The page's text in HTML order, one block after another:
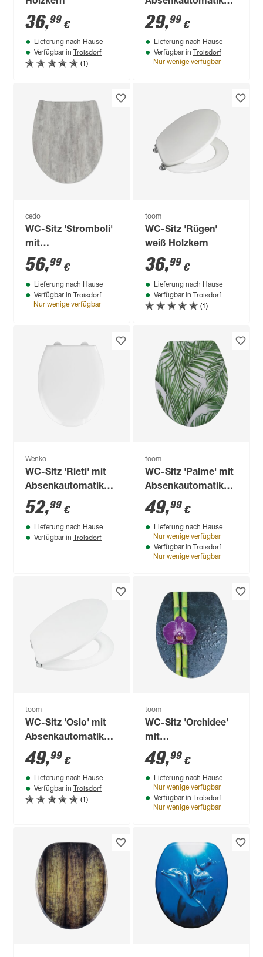
36,99 €
Lieferung nach Hause
Verfügbar in Troisdorf
(1)
weiß Formholz
29,99 €
Lieferung nach Hause
Verfügbar in Troisdorf
Nur wenige verfügbar
cedo
WC-Sitz 'Stromboli'
mit
Absenkautomatik
Duroplast
56,99 €
Lieferung nach Hause
Verfügbar in Troisdorf
Nur wenige verfügbar
toom
WC-Sitz 'Rügen'
weiß Holzkern
36,99 €
Lieferung nach Hause
Verfügbar in Troisdorf
(1)
Wenko
WC-Sitz 'Rieti' mit
Absenkautomatik
weiß Duroplast
52,99 €
Lieferung nach Hause
Verfügbar in Troisdorf
toom
WC-Sitz 'Palme' mit
Absenkautomatik
Holzkern
49,99 €
Lieferung nach Hause
Nur wenige verfügbar
Verfügbar in Troisdorf
Nur wenige verfügbar
toom
WC-Sitz 'Oslo' mit
Absenkautomatik
weiß
49,99 €
Lieferung nach Hause
Verfügbar in Troisdorf
(1)
toom
WC-Sitz 'Orchidee'
mit
Absenkautomatik
Holzkern
49,99 €
Lieferung nach Hause
Nur wenige verfügbar
Verfügbar in Troisdorf
Nur wenige verfügbar